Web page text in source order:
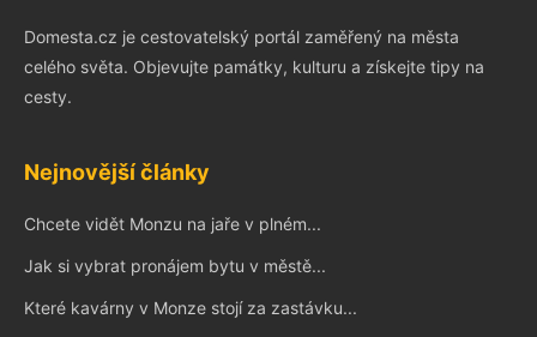
Domesta.cz je cestovatelský portál zaměřený na města
celého světa. Objevujte památky, kulturu a získejte tipy na
cesty.
Nejnovější články
Chcete vidět Monzu na jaře v plném...
Jak si vybrat pronájem bytu v městě...
Které kavárny v Monze stojí za zastávku...